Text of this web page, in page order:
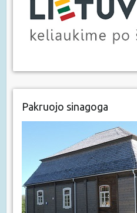
Pakruojo sinagoga